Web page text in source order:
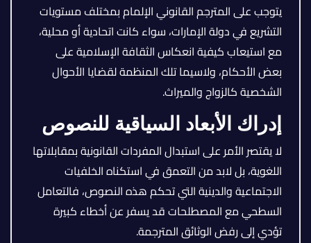
يتوجب على المترجم القانوني الإلمام بمختلف مستويات
التشريع في دولة الإمارات، سواء كانت اتحادية أو محلية،
مع استيعاب كيفية انعكاس الثقافة الإسلامية على
بعض الأحكام، ولاسيما تلك المنظمة لقضايا الأحوال
الشخصية كالزواج والميراث.
إدراك الأبعاد السياقية للنصوص
لا يقتصر الأمر على استبدال المفردات القانونية بمقابلاتها
اللغوية، بل لابد من التعمق في استكناه الخلفيات
الاجتماعية والدينية التي تحكم هذه النصوص، فالتعامل
السطحي مع المصطلحات قد يسفر عن أخطاء كبيرة
تؤدي إلى رفض الوثائق المترجمة.